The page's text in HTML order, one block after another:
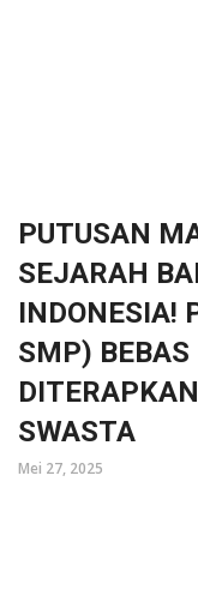
PUTUSAN
SEJARAH
INDONESIA!
SMP) BEBAS
SWASTA
Mei 27, 2025